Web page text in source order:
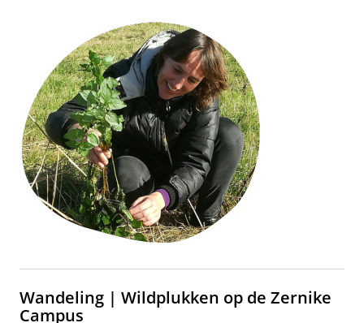
Wandeling | Wildplukken op de Zernike
Campus